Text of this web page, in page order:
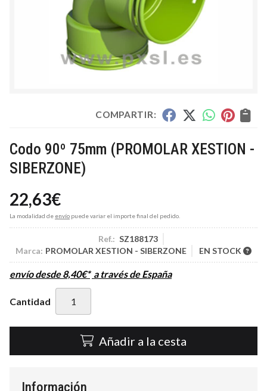
COMPARTIR:
Codo 90º 75mm (PROMOLAR XESTION -
SIBERZONE)
22,63€
La modalidad de envío puede variar el importe final del pedido.
Ref.: SZ188173
Marca: PROMOLAR XESTION - SIBERZONE EN STOCK
envío desde8,40€* a través deEspaña
Cantidad
Añadir a la cesta
Información